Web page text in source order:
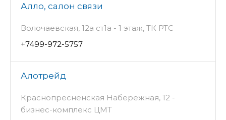
Алло, салон связи
Волочаевская, 12а ст1а - 1 этаж, ТК РТС
+7499-972-5757
Алотрейд
Краснопресненская Набережная, 12 -
бизнес-комплекс ЦМТ